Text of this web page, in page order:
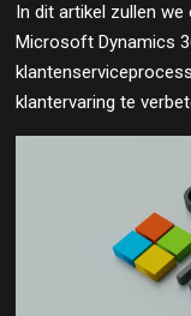
In dit artikel zullen
Microsoft Dynamics
klantervaring te